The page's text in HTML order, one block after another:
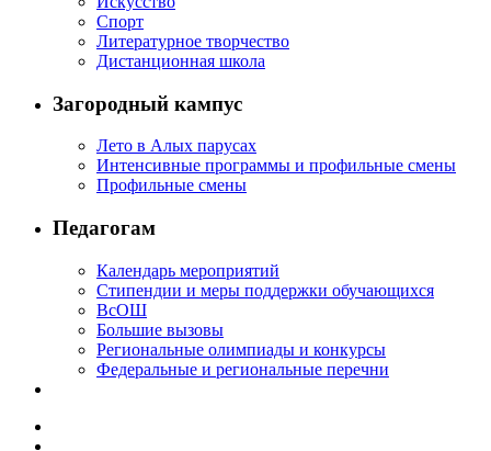
Спорт
Литературное творчество
Дистанционная школа
Загородный кампус
Лето в Алых парусах
Интенсивные программы и профильные смены
Профильные смены
Педагогам
Календарь мероприятий
Стипендии и меры поддержки обучающихся
ВсОШ
Большие вызовы
Региональные олимпиады и конкурсы
Федеральные и региональные перечни